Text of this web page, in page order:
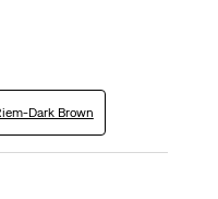
Dark Brown